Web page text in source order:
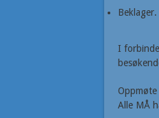
I
Oppmøte
Alle MÅ